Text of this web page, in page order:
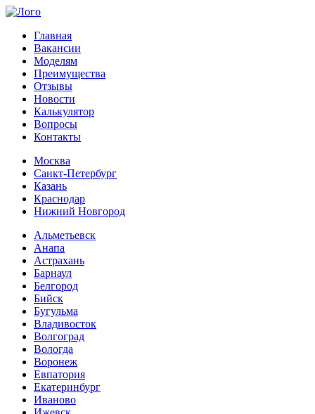
Главная
Вакансии
Моделям
Преимущества
Отзывы
Новости
Калькулятор
Вопросы
Контакты
Москва
Санкт-Петербург
Казань
Краснодар
Нижний Новгород
Альметьевск
Анапа
Астрахань
Барнаул
Белгород
Бийск
Бугульма
Владивосток
Волгоград
Вологда
Воронеж
Евпатория
Екатеринбург
Иваново